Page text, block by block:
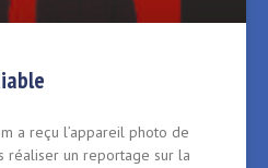
a reçu l’appareil photo de
réaliser un reportage sur la